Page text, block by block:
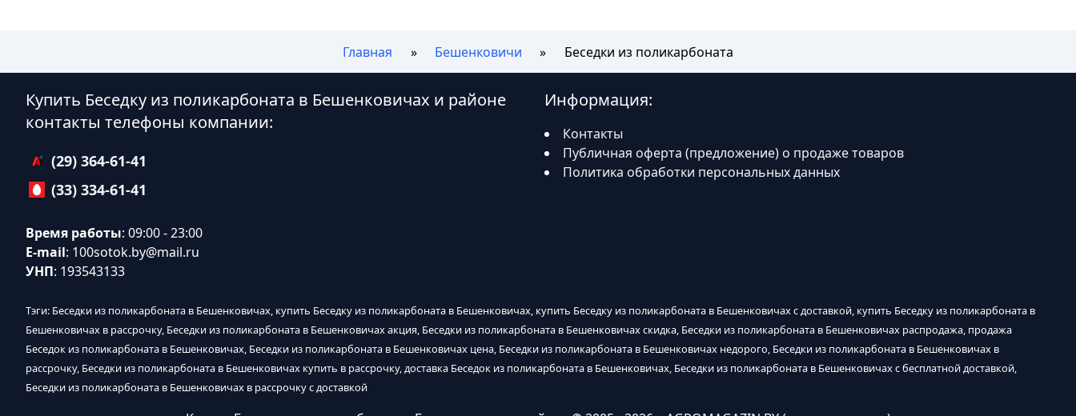
Главная Бешенковичи Беседки из поликарбоната
Купить Беседку из поликарбоната в Бешенковичах и районе
контакты телефоны компании:
(29) 364-61-41
(33) 334-61-41
Время работы: 09:00 - 23:00
E-mail: 100sotok.by@mail.ru
УНП: 193543133
Информация:
Контакты
Публичная оферта (предложение) о продаже товаров
Политика обработки персональных данных
Тэги: Беседки из поликарбоната в Бешенковичах, купить Беседку из поликарбоната в Бешенковичах, купить Беседку из поликарбоната в Бешенковичах с доставкой, купить Беседку из поликарбоната в
Бешенковичах в рассрочку, Беседки из поликарбоната в Бешенковичах акция, Беседки из поликарбоната в Бешенковичах скидка, Беседки из поликарбоната в Бешенковичах распродажа, продажа
Беседок из поликарбоната в Бешенковичах, Беседки из поликарбоната в Бешенковичах цена, Беседки из поликарбоната в Бешенковичах недорого, Беседки из поликарбоната в Бешенковичах в
рассрочку, Беседки из поликарбоната в Бешенковичах купить в рассрочку, доставка Беседок из поликарбоната в Бешенковичах, Беседки из поликарбоната в Бешенковичах с бесплатной доставкой,
Беседки из поликарбоната в Бешенковичах в рассрочку с доставкой